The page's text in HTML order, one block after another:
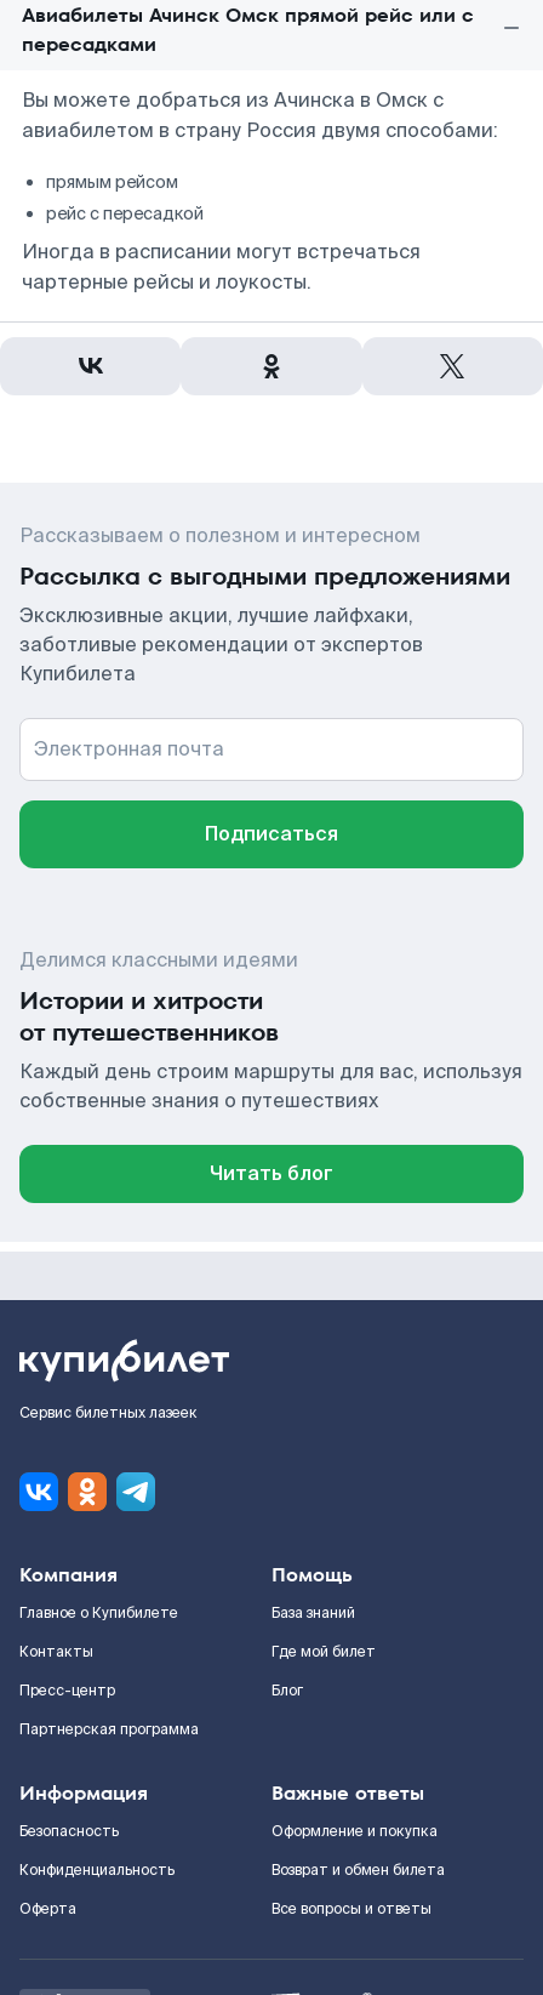
Авиабилеты Ачинск Омск прямой рейс или с
пересадками
Вы можете добраться из Ачинска в Омск с
авиабилетом в страну Россия двумя способами:
прямым рейсом
рейс с пересадкой
Иногда в расписании могут встречаться
чартерные рейсы и лоукосты.
Рассказываем о полезном и интересном
Рассылка с выгодными предложениями
Эксклюзивные акции, лучшие лайфхаки,
заботливые рекомендации от экспертов
Купибилета
Электронная почта
Подписаться
Делимся классными идеями
Истории и хитрости
от путешественников
Каждый день строим маршруты для вас, используя
собственные знания о путешествиях
Читать блог
Сервис билетных лазеек
Компания
Главное о Купибилете
Контакты
Пресс-центр
Партнерская программа
Помощь
База знаний
Где мой билет
Блог
Информация
Безопасность
Конфиденциальность
Оферта
Важные ответы
Оформление и покупка
Возврат и обмен билета
Все вопросы и ответы